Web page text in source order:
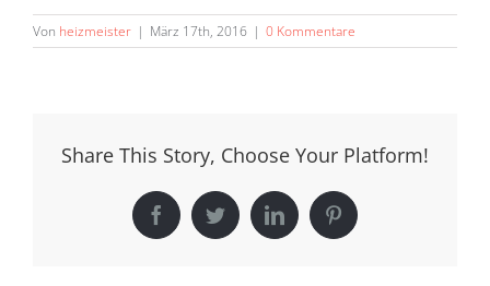
Von heizmeister | März 17th, 2016 | 0 Kommentare
Share This Story, Choose Your Platform!
FacebookTwitterLinkedInPinterest